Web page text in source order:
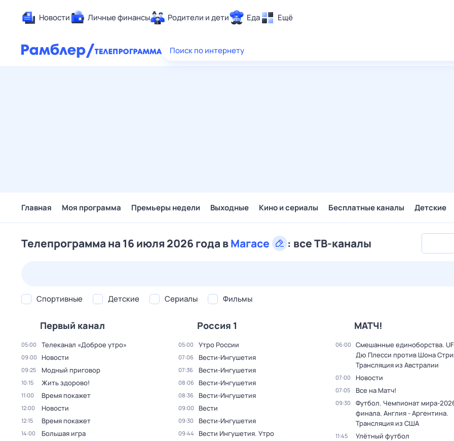
Новости Личные финансы Родители и дети Еда Ещё
Здоровье
Поиск по интернету
Главная Моя программа Премьеры недели Выходные Кино и сериалы Бесплатные каналы Детские
Телепрограмма на 16 июля 2026 года вМагасе : все ТВ-каналы
Спортивные Детские Сериалы Фильмы
Первый канал
05:00 Телеканал «Доброе утро»
09:00 Новости
09:25 Модный приговор
10:15 Жить здорово!
11:00 Время покажет
12:00 Новости
12:15 Время покажет
14:00 Большая игра
Россия 1
05:00 Утро России
07:06 Вести-Ингушетия
07:36 Вести-Ингушетия
08:06 Вести-Ингушетия
08:36 Вести-Ингушетия
09:00 Вести
09:30 Вести-Ингушетия
09:44 Вести Ингушетия. Утро
МАТЧ!
06:00
Смешанные единоборства.
Дю Плесси против Шона
Трансляция из Австралии
07:00 Новости
07:05 Все на Матч!
09:30
Футбол. Чемпионат мира-
финала. Англия - Аргентина.
Трансляция из США
11:45 Улётный футбол